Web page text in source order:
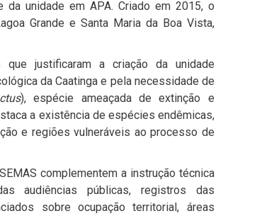
da unidade em APA. Criado em 2015, o
Grande e Santa Maria da Boa Vista,
justificaram a criação da unidade
da Caatinga e pela necessidade de
), espécie ameaçada de extinção e
a existência de espécies endêmicas,
e regiões vulneráveis ao processo de
complementem a instrução técnica
audiências públicas, registros das
sobre ocupação territorial, áreas